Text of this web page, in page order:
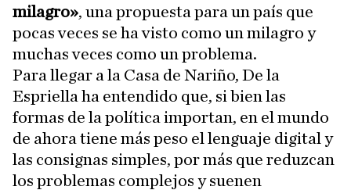
milagro», una propuesta para un país que
pocas veces se ha visto como un milagro y
muchas veces como un problema.
Para llegar a la Casa de Nariño, De la
Espriella ha entendido que, si bien las
formas de la política importan, en el mundo
de ahora tiene más peso el lenguaje digital y
las consignas simples, por más que reduzcan
los problemas complejos y suenen